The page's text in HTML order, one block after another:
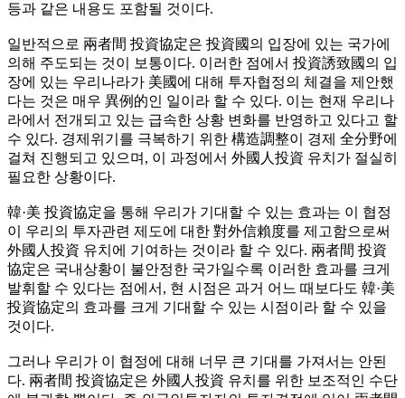
등과 같은 내용도 포함될 것이다.
일반적으로 兩者間 投資協定은 投資國의 입장에 있는 국가에
의해 주도되는 것이 보통이다. 이러한 점에서 投資誘致國의 입
장에 있는 우리나라가 美國에 대해 투자협정의 체결을 제안했
다는 것은 매우 異例的인 일이라 할 수 있다. 이는 현재 우리나
라에서 전개되고 있는 급속한 상황 변화를 반영하고 있다고 할
수 있다. 경제위기를 극복하기 위한 構造調整이 경제 全分野에
걸쳐 진행되고 있으며, 이 과정에서 外國人投資 유치가 절실히
필요한 상황이다.
韓·美 投資協定을 통해 우리가 기대할 수 있는 효과는 이 협정
이 우리의 투자관련 제도에 대한 對外信賴度를 제고함으로써
外國人投資 유치에 기여하는 것이라 할 수 있다. 兩者間 投資
協定은 국내상황이 불안정한 국가일수록 이러한 효과를 크게
발휘할 수 있다는 점에서, 현 시점은 과거 어느 때보다도 韓·美
投資協定의 효과를 크게 기대할 수 있는 시점이라 할 수 있을
것이다.
그러나 우리가 이 협정에 대해 너무 큰 기대를 가져서는 안된
다. 兩者間 投資協定은 外國人投資 유치를 위한 보조적인 수단